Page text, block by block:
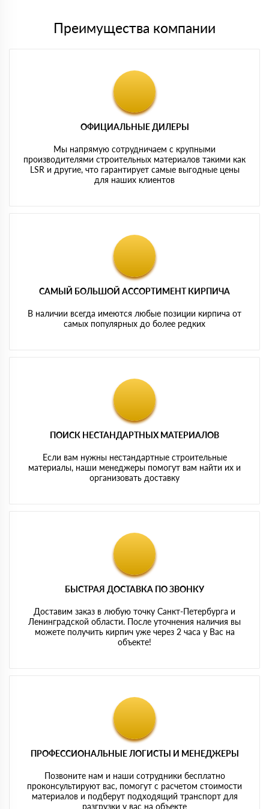
Преимущества компании
ОФИЦИАЛЬНЫЕ ДИЛЕРЫ
Мы напрямую сотрудничаем с крупными
производителями строительных материалов такими как
LSR и другие, что гарантирует самые выгодные цены
для наших клиентов
САМЫЙ БОЛЬШОЙ АССОРТИМЕНТ КИРПИЧА
В наличии всегда имеются любые позиции кирпича от
самых популярных до более редких
ПОИСК НЕСТАНДАРТНЫХ МАТЕРИАЛОВ
Если вам нужны нестандартные строительные
материалы, наши менеджеры помогут вам найти их и
организовать доставку
БЫСТРАЯ ДОСТАВКА ПО ЗВОНКУ
Доставим заказ в любую точку Санкт-Петербурга и
Ленинградской области. После уточнения наличия вы
можете получить кирпич уже через 2 часа у Вас на
объекте!
ПРОФЕССИОНАЛЬНЫЕ ЛОГИСТЫ И МЕНЕДЖЕРЫ
Позвоните нам и наши сотрудники бесплатно
проконсультируют вас, помогут с расчетом стоимости
материалов и подберут подходящий транспорт для
разгрузки у вас на объекте